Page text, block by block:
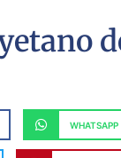
WHATSAPP